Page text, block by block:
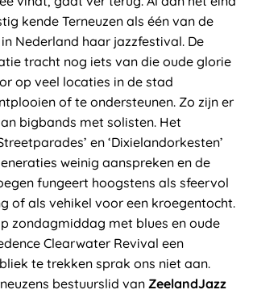
kende Terneuzen als één van de
Nederland haar jazzfestival. De
tracht nog iets van die oude glorie
op veel locaties in de stad
of te ondersteunen. Zo zijn er
bigbands met solisten. Het
en ‘Dixielandorkesten’
weinig aanspreken en de
fungeert hoogstens als sfeervol
of als vehikel voor een kroegentocht.
zondagmiddag met blues en oude
Clearwater Revival een
te trekken sprak ons niet aan.
bestuurslid van ZeelandJazz